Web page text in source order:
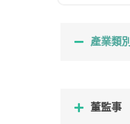
產業類別
董監事